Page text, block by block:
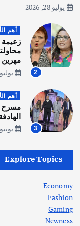
4
أهم الأخبار ثقافة
انطلاق ورشة التمثيل
أغسطس 5, 2026
يوليو 28, 2026
2
أهم
يوليو 28, 2026
3
أهم
مسرح
يونيو 14,
Explore Topics
Economy
Fashion
Gaming
Newness